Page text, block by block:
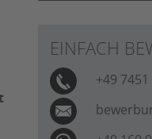
EINFACH
+49